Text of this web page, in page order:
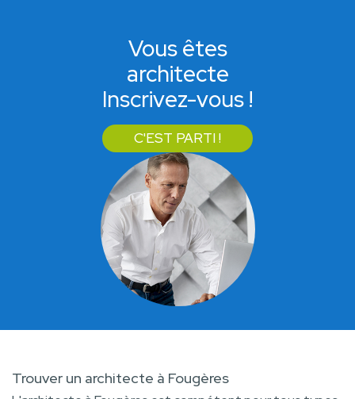
Vous êtes
architecte
Inscrivez-vous !
C'EST PARTI !
Trouver un architecte à Fougères